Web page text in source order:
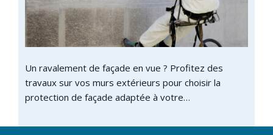
Un ravalement de façade en vue ? Profitez des
travaux sur vos murs extérieurs pour choisir la
protection de façade adaptée à votre…